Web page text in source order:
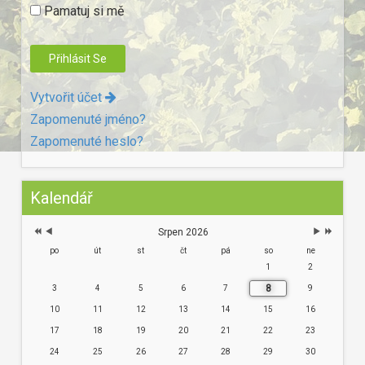
Pamatuj si mě
Vytvořit účet
Zapomenuté jméno?
Zapomenuté heslo?
Kalendář
Srpen 2026
po út st čt pá so
ne
1
2
3 4 5 6 7 8 9
10 11 12 13 14 15 16
17 18 19 20 21 22 23
24 25 26 27 28 29 30